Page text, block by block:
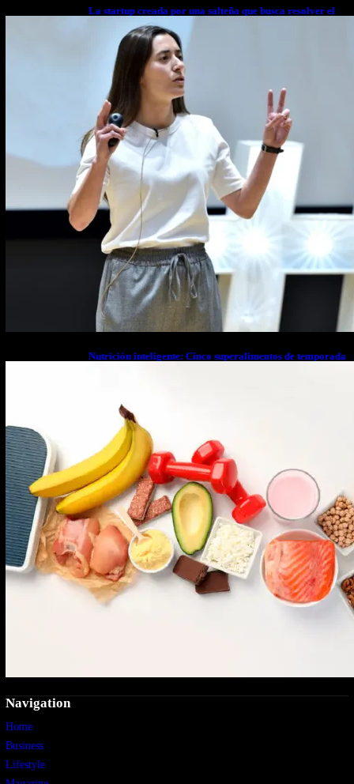
La startup creada por una salteña que busca resolver el
estrés financiero en Latinoamérica
Nutrición inteligente: Cinco superalimentos de temporada
Navigation
Home
Business
Lifestyle